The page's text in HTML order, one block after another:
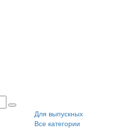
Для выпускных
Все категории